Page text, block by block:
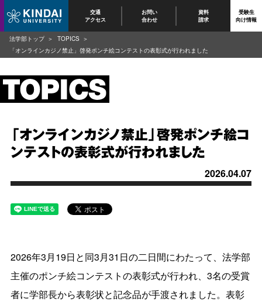
交通
アクセス
お問い
合わせ
資料
請求
受験生
向け情報
「オンラインカジノ禁止」啓発ポンチ絵コ
ンテストの表彰式が行われました
2026.04.07
2026年3月19日と同3月31日の二日間にわたって、法学部
主催のポンチ絵コンテストの表彰式が行われ、3名の受賞
者に学部長から表彰状と記念品が手渡されました。表彰
法学部トップ
TOPICS
「オンラインカジノ禁止」啓発ポンチ絵コンテストの表彰式が行われました